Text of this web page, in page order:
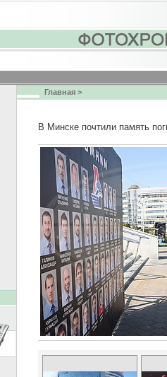
Главная >
В Минске почтили память